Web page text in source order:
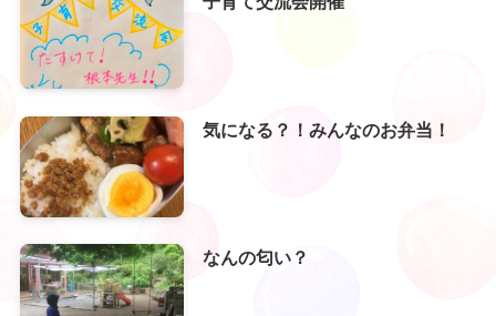
気になる？！みんなのお弁当！
なんの匂い？